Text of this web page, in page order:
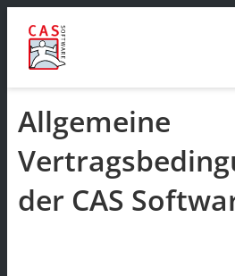
Allgemeine
der CAS